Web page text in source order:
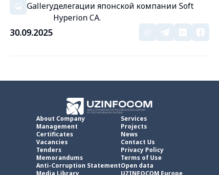
Galleryделегации японской компании Soft
Hyperion CA.
30.09.2025
About Company
Management
Certificates
Vacancies
Tenders
Memorandums
Anti-Corruption Statement
Services
Projects
News
Contact Us
Privacy Policy
Terms of Use
Open data